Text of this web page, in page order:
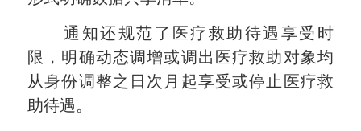
通知还规范了医疗救助待遇享受时
限，明确动态调增或调出医疗救助对象均
从身份调整之日次月起享受或停止医疗救
助待遇。